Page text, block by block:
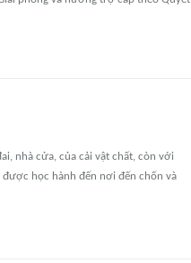
nhà cửa, của cải vật chất, còn với
học hành đến nơi đến chốn và